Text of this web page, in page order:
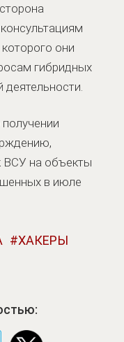
они
гибридных
ВСУ на объекты
в июле
ХАКЕРЫ